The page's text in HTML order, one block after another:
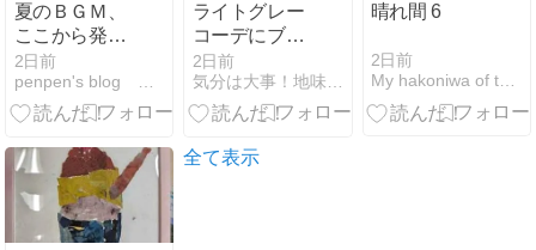
夏のＢＧＭ、
ここから発信
中～！？
2日前
ライトグレー
コーデにブラ
ウンの小物
2日前
晴れ間 6
2日前
My hakoniwa of the WILDERNESS
全て表示